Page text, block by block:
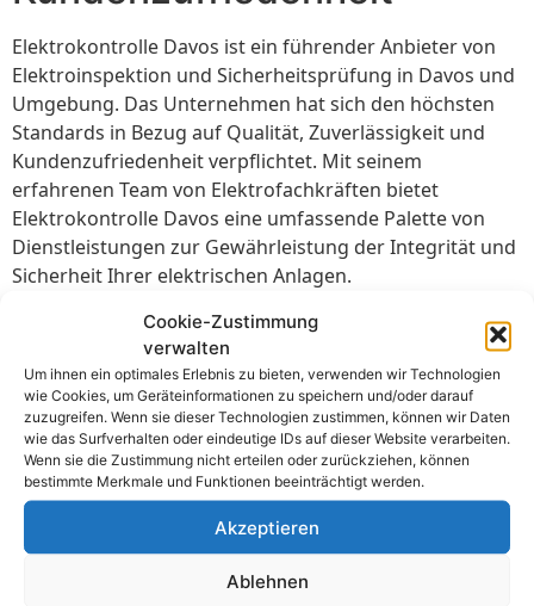
Cookie-Zustimmung
verwalten
Um ihnen ein optimales Erlebnis zu bieten, verwenden wir Technologien
wie Cookies, um Geräteinformationen zu speichern und/oder darauf
zuzugreifen. Wenn sie dieser Technologien zustimmen, können wir Daten
wie das Surfverhalten oder eindeutige IDs auf dieser Website verarbeiten.
Wenn sie die Zustimmung nicht erteilen oder zurückziehen, können
bestimmte Merkmale und Funktionen beeinträchtigt werden.
Akzeptieren
Ablehnen
Elektrokontrolle Davos ist ein führender Anbieter von
Elektroinspektion und Sicherheitsprüfung in Davos und
Umgebung. Das Unternehmen hat sich den höchsten
Standards in Bezug auf Qualität, Zuverlässigkeit und
Kundenzufriedenheit verpflichtet. Mit seinem
erfahrenen Team von Elektrofachkräften bietet
Elektrokontrolle Davos eine umfassende Palette von
Dienstleistungen zur Gewährleistung der Integrität und
Sicherheit Ihrer elektrischen Anlagen.
Vorsprung durch Innovation
und Technologie
Elektrokontrolle Davos setzt auf Innovation und
modernste Technologie, um die Effizienz und
Genauigkeit der Inspektion und Prüfung zu maximieren.
Das Unternehmen investiert kontinuierlich in neue
Technologien und Schulungen für seine Mitarbeiter, um
sicherzustellen, dass es stets auf dem neuesten Stand
der Elektroindustrie bleibt.